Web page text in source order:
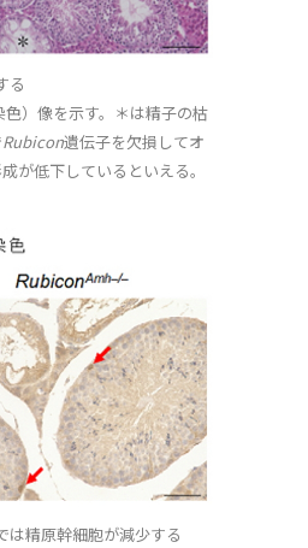
る
）像を示す。＊は精子の枯
Rubicon遺伝子を欠損してオ
が低下しているといえる。
は精原幹細胞が減少する